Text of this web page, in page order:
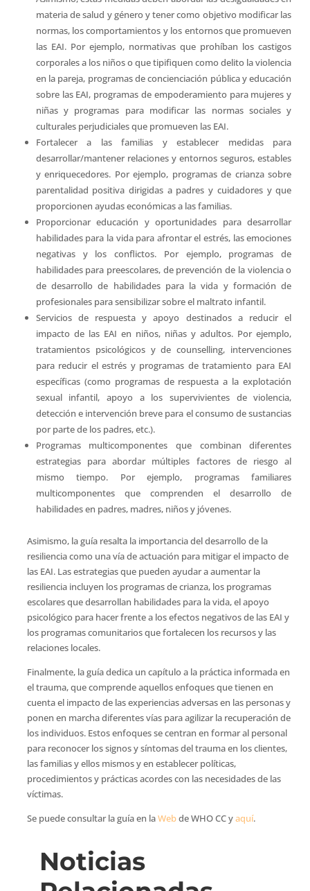
materia de salud y género y tener como objetivo modificar las
normas, los comportamientos y los entornos que promueven
las EAI. Por ejemplo, normativas que prohíban los castigos
corporales a los niños o que tipifiquen como delito la violencia
en la pareja, programas de concienciación pública y educación
sobre las EAI, programas de empoderamiento para mujeres y
niñas y programas para modificar las normas sociales y
culturales perjudiciales que promueven las EAI.
Fortalecer a las familias y establecer medidas para
desarrollar/mantener relaciones y entornos seguros, estables
y enriquecedores. Por ejemplo, programas de crianza sobre
parentalidad positiva dirigidas a padres y cuidadores y que
proporcionen ayudas económicas a las familias.
Proporcionar educación y oportunidades para desarrollar
habilidades para la vida para afrontar el estrés, las emociones
negativas y los conflictos. Por ejemplo, programas de
habilidades para preescolares, de prevención de la violencia o
de desarrollo de habilidades para la vida y formación de
profesionales para sensibilizar sobre el maltrato infantil.
Servicios de respuesta y apoyo destinados a reducir el
impacto de las EAI en niños, niñas y adultos. Por ejemplo,
tratamientos psicológicos y de counselling, intervenciones
para reducir el estrés y programas de tratamiento para EAI
específicas (como programas de respuesta a la explotación
sexual infantil, apoyo a los supervivientes de violencia,
detección e intervención breve para el consumo de sustancias
por parte de los padres, etc.).
Programas multicomponentes que combinan diferentes
estrategias para abordar múltiples factores de riesgo al
mismo tiempo. Por ejemplo, programas familiares
multicomponentes que comprenden el desarrollo de
habilidades en padres, madres, niños y jóvenes.
Asimismo, la guía resalta la importancia del desarrollo de la
resiliencia como una vía de actuación para mitigar el impacto de
las EAI. Las estrategias que pueden ayudar a aumentar la
resiliencia incluyen los programas de crianza, los programas
escolares que desarrollan habilidades para la vida, el apoyo
psicológico para hacer frente a los efectos negativos de las EAI y
los programas comunitarios que fortalecen los recursos y las
relaciones locales.
Finalmente, la guía dedica un capítulo a la práctica informada en
el trauma, que comprende aquellos enfoques que tienen en
cuenta el impacto de las experiencias adversas en las personas y
ponen en marcha diferentes vías para agilizar la recuperación de
los individuos. Estos enfoques se centran en formar al personal
para reconocer los signos y síntomas del trauma en los clientes,
las familias y ellos mismos y en establecer políticas,
procedimientos y prácticas acordes con las necesidades de las
víctimas.
Se puede consultar la guía en laWebde WHO CC yaquí.
Noticias